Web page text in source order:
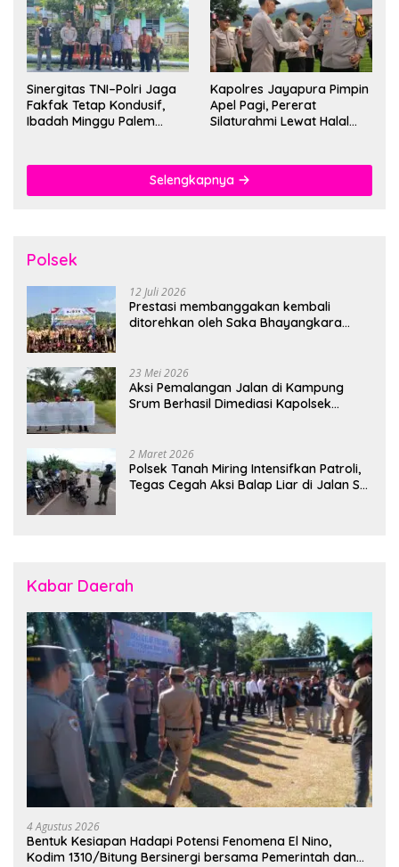
Sinergitas TNI–Polri Jaga
Fakfak Tetap Kondusif,
Ibadah Minggu Palem
Kapolres Jayapura Pimpin
Apel Pagi, Pererat
Silaturahmi Lewat Halal
Selengkapnya
Polsek
12 Juli 2026
Prestasi membanggakan kembali
ditorehkan oleh Saka Bhayangkara
23 Mei 2026
Aksi Pemalangan Jalan di Kampung
Srum Berhasil Dimediasi Kapolsek
2 Maret 2026
Polsek Tanah Miring Intensifkan Patroli,
Tegas Cegah Aksi Balap Liar di Jalan SP
Kabar Daerah
4 Agustus 2026
Bentuk Kesiapan Hadapi Potensi Fenomena El Nino,
Kodim 1310/Bitung Bersinergi bersama Pemerintah dan